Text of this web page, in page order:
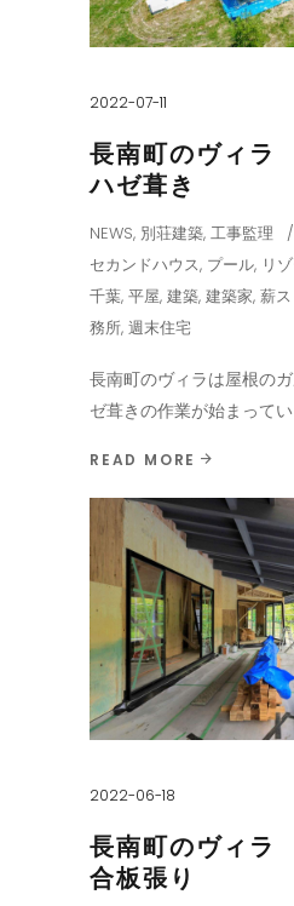
2022-07-11
長南町のヴィ
ハゼ葺き
NEWS, 別荘建築, 工事監理
セカンドハウス, プール, リ
千葉, 平屋, 建築, 建築家, 薪
務所, 週末住宅
長南町のヴィラは屋根の
ゼ葺きの作業が始まってい
READ MORE
2022-06-18
長南町のヴィラ
合板張り